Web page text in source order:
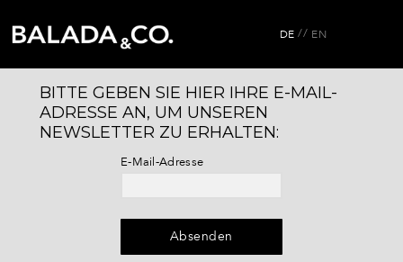
DE // EN
BITTE GEBEN SIE HIER IHRE E-MAIL-
ADRESSE AN, UM UNSEREN
NEWSLETTER ZU ERHALTEN:
E-Mail-Adresse
Absenden